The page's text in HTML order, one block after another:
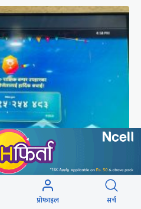
उपभोक्ताले जिते १०
प्रोफाइल सर्च